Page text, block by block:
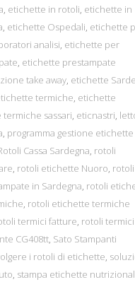
, etichette in rotoli, etichette in
, etichette Ospedali, etichette
analisi, etichette per
, etichette prestampate
take away, etichette
termiche, etichette
sassari, eticnastri,
, programma gestione etichette
Cassa Sardegna, rotoli
, rotoli etichette Nuoro, rotoli
in Sardegna, rotoli
, rotoli etichette termiche
termici fatture, rotoli
CG408tt, Sato Stampanti
i rotoli di etichette,
, stampa etichette